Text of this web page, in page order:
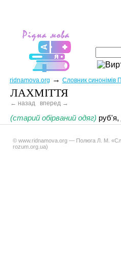
ridnamova.org → Словник синонімів
ЛАХМІТТЯ
← назад вперед →
(старий обірваний одяг) руб'я,
© www.ridnamova.org — Полюга Л. М.
rozum.org.ua)